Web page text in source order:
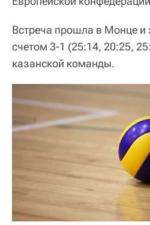
Встреча прошла в Монце и
счетом 3-1 (25:14, 20:25,
казанской команды.